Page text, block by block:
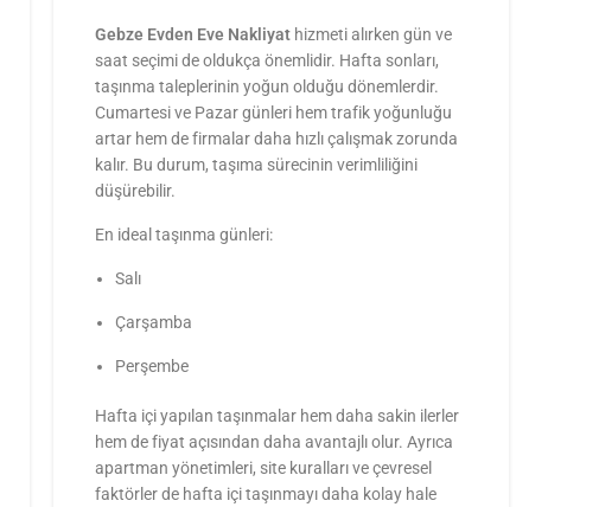
Gebze Evden Eve Nakliyat hizmeti alırken gün ve
saat seçimi de oldukça önemlidir. Hafta sonları,
taşınma taleplerinin yoğun olduğu dönemlerdir.
Cumartesi ve Pazar günleri hem trafik yoğunluğu
artar hem de firmalar daha hızlı çalışmak zorunda
kalır. Bu durum, taşıma sürecinin verimliliğini
düşürebilir.
En ideal taşınma günleri:
Salı
Çarşamba
Perşembe
Hafta içi yapılan taşınmalar hem daha sakin ilerler
hem de fiyat açısından daha avantajlı olur. Ayrıca
apartman yönetimleri, site kuralları ve çevresel
faktörler de hafta içi taşınmayı daha kolay hale